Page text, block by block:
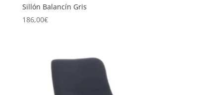
Sillón Balancín Gris
186,00€